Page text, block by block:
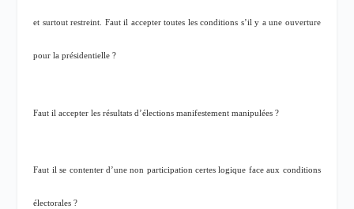
et surtout restreint. Faut il accepter toutes les conditions s’il y a une ouverture
pour la présidentielle ?
Faut il accepter les résultats d’élections manifestement manipulées ?
Faut il se contenter d’une non participation certes logique face aux conditions
électorales ?